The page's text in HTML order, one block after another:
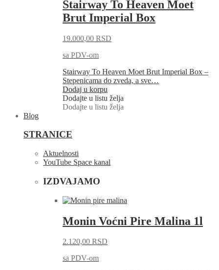
Stairway To Heaven Moet
Brut Imperial Box
19.000,00 RSD
sa PDV-om
Stairway To Heaven Moet Brut Imperial Box –
Stepenicama do zveda, a sve…
Dodaj u korpu
Dodajte u listu želja
Dodajte u listu želja
Blog
STRANICE
Aktuelnosti
YouTube Space kanal
IZDVAJAMO
Monin Voćni Pire Malina 1l
2.120,00 RSD
sa PDV-om